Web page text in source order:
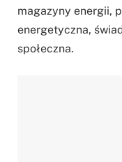
magazyny energii,
energetyczna,
społeczna.